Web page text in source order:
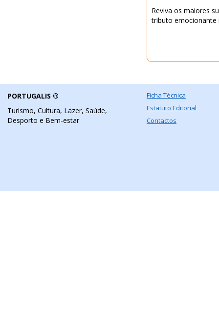
Reviva os maiores
tributo emocionante
PORTUGALIS ®
Turismo, Cultura, Lazer, Saúde,
Desporto e Bem-estar
Ficha Técnica
Estatuto Editorial
Contactos